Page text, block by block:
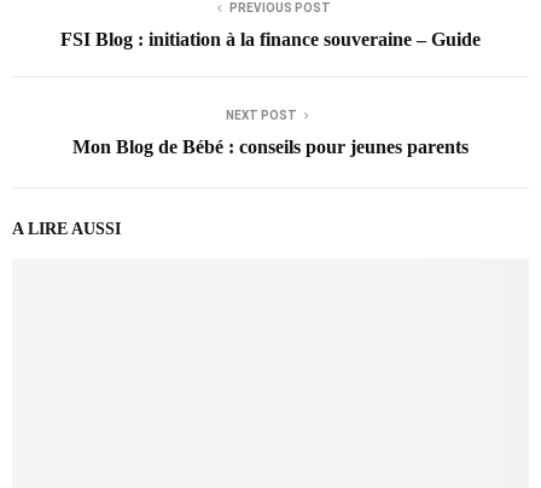
PREVIOUS POST
FSI Blog : initiation à la finance souveraine – Guide
NEXT POST
Mon Blog de Bébé : conseils pour jeunes parents
A LIRE AUSSI